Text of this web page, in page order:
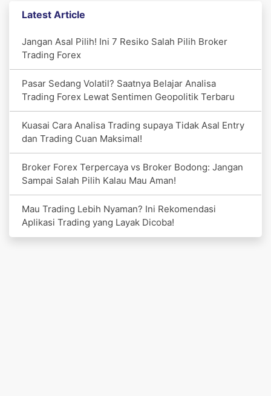
Latest Article
Jangan Asal Pilih! Ini 7 Resiko Salah Pilih Broker
Trading Forex
Pasar Sedang Volatil? Saatnya Belajar Analisa
Trading Forex Lewat Sentimen Geopolitik Terbaru
Kuasai Cara Analisa Trading supaya Tidak Asal Entry
dan Trading Cuan Maksimal!
Broker Forex Terpercaya vs Broker Bodong: Jangan
Sampai Salah Pilih Kalau Mau Aman!
Mau Trading Lebih Nyaman? Ini Rekomendasi
Aplikasi Trading yang Layak Dicoba!